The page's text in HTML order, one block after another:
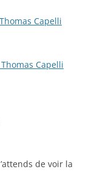
Capelli
Capelli
de voir la